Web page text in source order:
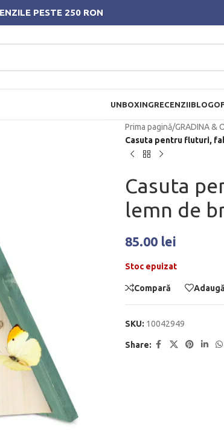
PESTE 250 RON
UNBOXINGRECENZIIBLOG
Prima pagină/GRADINA &
Casuta pentru fluturi,
Casuta
lemn de
85.00 lei
Stoc epuizat
Compară
SKU: 10042949
Share: